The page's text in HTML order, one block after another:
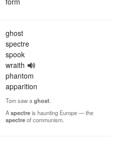
ghost
spectre
spook
wraith
phantom
apparition
Tom saw aghost
Aspectreis haunting Europe — the
spectreof communism.